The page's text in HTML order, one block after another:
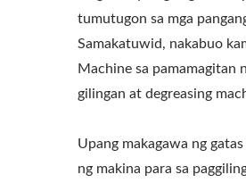
tumutugon sa mga
Samakatuwid, nakabuo
Machine sa pamamagitan
gilingan at degreasing
Upang makagawa ng
ng makina para sa